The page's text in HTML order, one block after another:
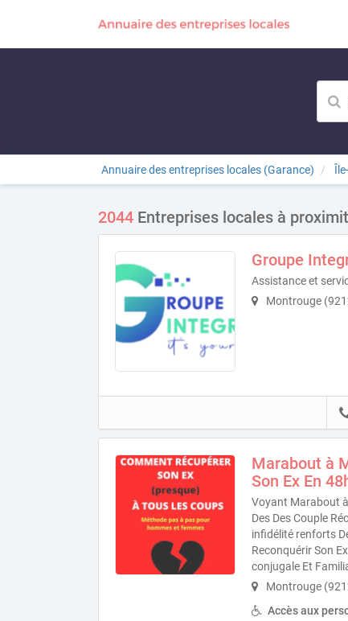
Annuaire des entreprises locales (Garance)
2044 Entreprises locales à
Groupe
Assistance et
Montrouge
Marabout à
Son Ex En
Voyant Marabout
Des Des Couple
infidélité renforts
Reconquérir Son
conjugale Et
Montrouge
Accès aux